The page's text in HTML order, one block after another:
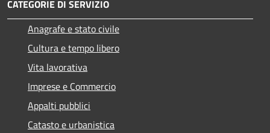
CATEGORIE DI SERVIZIO
Anagrafe e stato civile
Cultura e tempo libero
Vita lavorativa
Imprese e Commercio
Appalti pubblici
Catasto e urbanistica